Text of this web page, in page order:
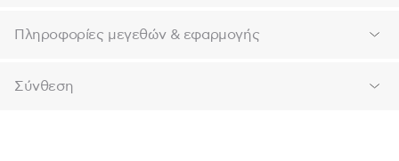
Πληροφορίες μεγεθών & εφαρμογής
Σύνθεση